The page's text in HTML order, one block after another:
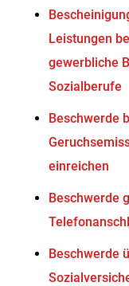
Leistungen
gewerbliche
Sozialberufe
Beschwerde
einreichen
Beschwerde
Beschwerde